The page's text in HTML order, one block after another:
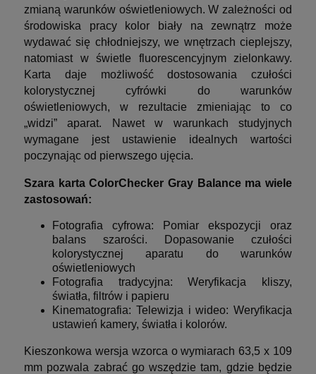
zmianą warunków oświetleniowych. W zależności od
środowiska pracy kolor biały na zewnątrz może
wydawać się chłodniejszy, we wnętrzach cieplejszy,
natomiast w świetle fluorescencyjnym zielonkawy.
Karta daje możliwość dostosowania czułości
kolorystycznej cyfrówki do warunków
oświetleniowych, w rezultacie zmieniając to co
„widzi” aparat. Nawet w warunkach studyjnych
wymagane jest ustawienie idealnych wartości
poczynając od pierwszego ujęcia.
Szara karta ColorChecker Gray Balance ma wiele
zastosowań:
Fotografia cyfrowa: Pomiar ekspozycji oraz
balans szarości. Dopasowanie czułości
kolorystycznej aparatu do warunków
oświetleniowych
Fotografia tradycyjna: Weryfikacja kliszy,
światła, filtrów i papieru
Kinematografia: Telewizja i wideo: Weryfikacja
ustawień kamery, światła i kolorów.
Kieszonkowa wersja wzorca o wymiarach 63,5 x 109
mm pozwala zabrać go wszędzie tam, gdzie będzie